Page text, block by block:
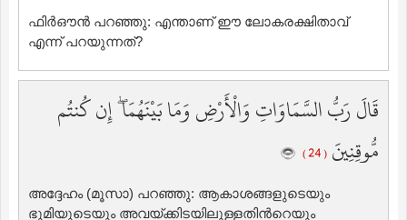
ഫിര്‍ഔന്‍ പറഞ്ഞു: എന്താണ് ഈ ലോകരക്ഷിതാവ്
എന്ന് പറയുന്നത്‌?
قَالَ رَبُّ السَّمَاوَاتِ وَالْأَرْضِ وَمَا بَيْنَهُمَا ۖ إِن كُنتُم
مُّوقِنِينَ ( 24 )
അദ്ദേഹം (മൂസാ) പറഞ്ഞു: ആകാശങ്ങളുടെയും
ഭൂമിയുടെയും അവയ്ക്കിടയിലുള്ളതിന്‍റെയും